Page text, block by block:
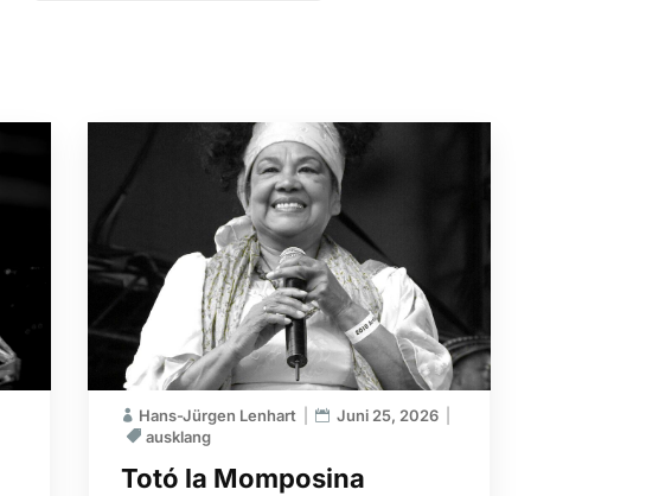
Totó la Momposina
Hans-Jürgen Lenhart
Juni 25, 2026
ausklang